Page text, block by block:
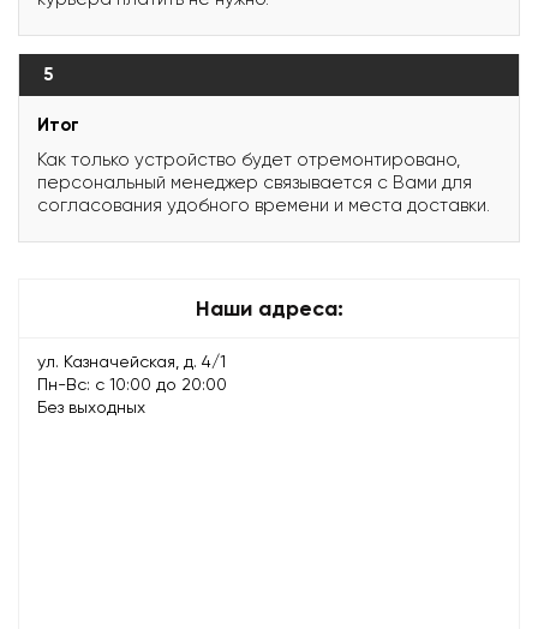
5
Итог
Как только устройство будет отремонтировано,
персональный менеджер связывается с Вами для
согласования удобного времени и места доставки.
Наши адреса:
ул. Казначейская, д. 4/1
Пн-Вс: с 10:00 до 20:00
Без выходных